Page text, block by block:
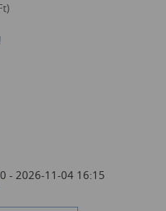
)
- 2026-11-04 16:15